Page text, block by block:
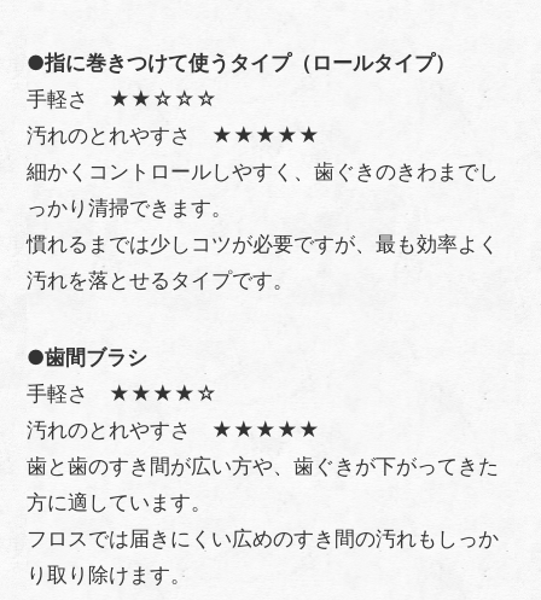
●指に巻きつけて使うタイプ（ロールタイプ）
手軽さ ★★☆☆☆
汚れのとれやすさ ★★★★★
細かくコントロールしやすく、歯ぐきのきわまでし
っかり清掃できます。
慣れるまでは少しコツが必要ですが、最も効率よく
汚れを落とせるタイプです。
●歯間ブラシ
手軽さ ★★★★☆
汚れのとれやすさ ★★★★★
歯と歯のすき間が広い方や、歯ぐきが下がってきた
方に適しています。
フロスでは届きにくい広めのすき間の汚れもしっか
り取り除けます。